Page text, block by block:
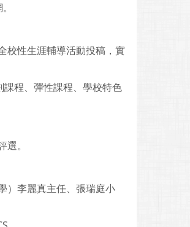
校性生涯輔導活動投稿，實
程、彈性課程、學校特色
。
）李麗真主任、張瑞庭小